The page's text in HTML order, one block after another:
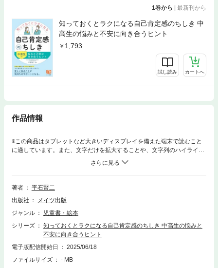
1巻から | 最新刊から
知っておくとラクになる自己肯定感のちしき 中
高生の悩みと不安に向き合うヒント
1,793
試し読み カートへ
作品情報
※この商品はタブレットなど大きいディスプレイを備えた端末で読むこと
に適しています。また、文字だけを拡大することや、文字列のハイライ
ト、検索、辞書の参照、引用などの機能が使用できません。★ 正しく知
ることが気持ちのサポートになる。★ 本来の意味や捉え方を理解して
「自己肯定感」とうまく付き合ってゆこう。 ＊「 高い・低い」ってどう
いうこと? ＊色々な自己○○感という言葉とはどう違う? ＊こんな気持ち
◇◆◇中学生、高校生は思春期または青年期と呼ばれる発達段階にあり、子
どもからおとなへの移行期として位置づけられています。この時期には心
へと短期間で進学を繰り返すという学校環境の大きな変化を経験します。
そのため自分自身に対する見方も状況によって大きく変化し揺れ動く可能
性があります。自意識の高まりと共に他者からどう見られているかという
学生や高校生が自分に対するやさしさや思いやりをこれまで以上にもてる
著者
平石賢二
出版社
メイツ出版
ジャンル
児童書・絵本
シリーズ
知っておくとラクになる自己肯定感のちしき 中高生の悩みと
不安に向き合うヒント
電子版配信開始日
2025/06/18
ファイルサイズ
- MB